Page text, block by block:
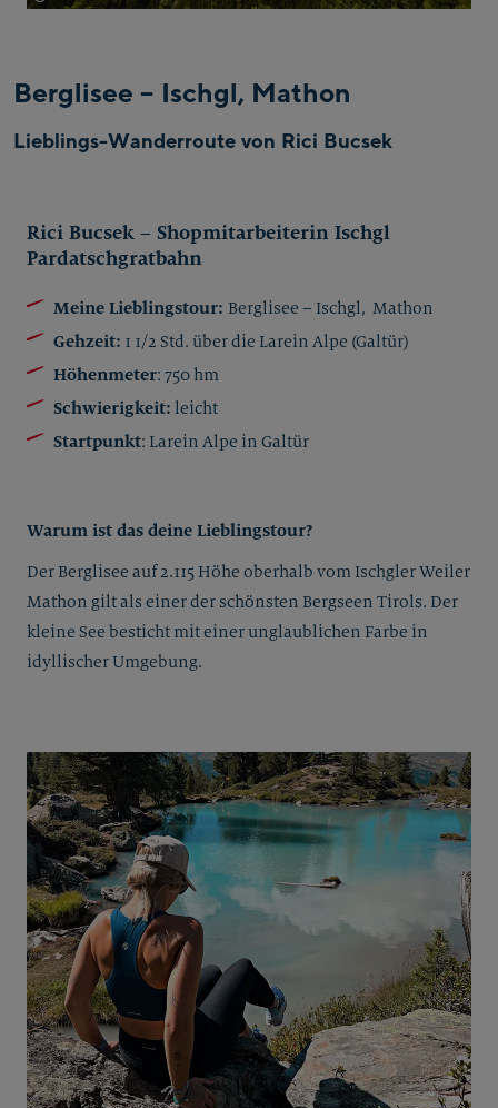
Berglisee – Ischgl, Mathon
Lieblings-Wanderroute von Rici Bucsek
Rici Bucsek – Shopmitarbeiterin Ischgl
Pardatschgratbahn
Meine Lieblingstour: Berglisee – Ischgl, Mathon
Gehzeit: 1 1/2 Std. über die Larein Alpe (Galtür)
Höhenmeter: 750 hm
Schwierigkeit: leicht
Startpunkt: Larein Alpe in Galtür
Warum ist das deine Lieblingstour?
Der Berglisee auf 2.115 Höhe oberhalb vom Ischgler Weiler
Mathon gilt als einer der schönsten Bergseen Tirols. Der
kleine See besticht mit einer unglaublichen Farbe in
idyllischer Umgebung.